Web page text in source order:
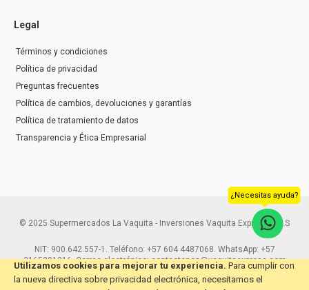
Utilizamos cookies para mejorar tu experiencia. Para cumplir con
la nueva directiva sobre privacidad electrónica, necesitamos el
Legal
Términos y condiciones
Política de privacidad
Preguntas frecuentes
Política de cambios, devoluciones y garantías
Política de tratamiento de datos
Transparencia y Ética Empresarial
© 2025 Supermercados La Vaquita - Inversiones Vaquita Express S.A.S
NIT: 900.642.557-1. Teléfono: +57 604 4487068. WhatsApp: +57
3165291216. Correo electrónico: contactenos@vaquitaexpress.com
¿Necesitas ayuda?